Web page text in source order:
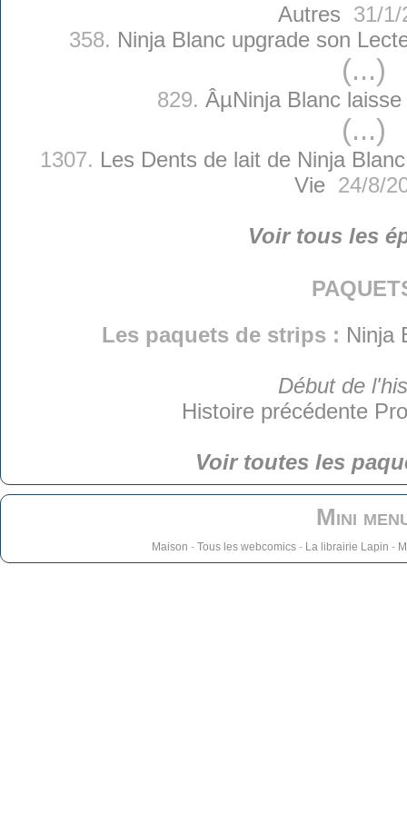
Autres 31/1/
358. Ninja Blanc upgrade son
(...)
829. ÂµNinja Blanc
(...)
1307. Les Dents de lait de Ninja
Vie24/8/
Voir tous les
Les paquets de strips : Ninja
Début de
Histoire précédente
Voir toutes les
Mini
Maison - Tous les webcomics- La librairie Lapin -